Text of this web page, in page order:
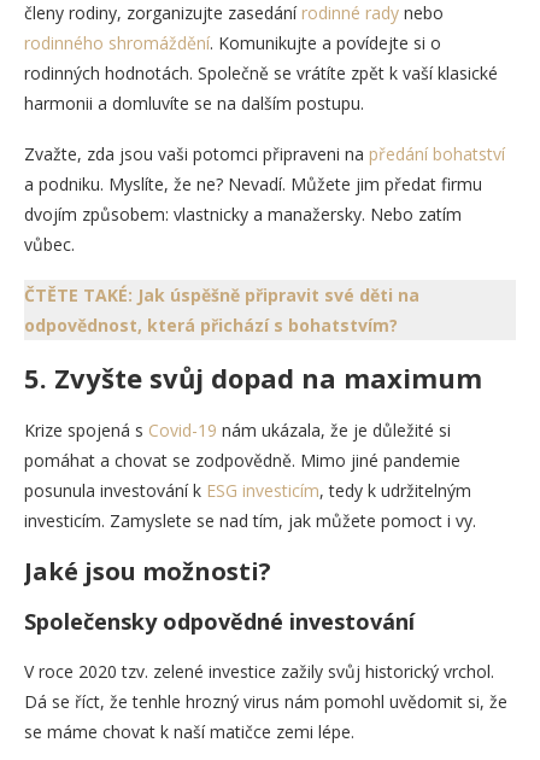
členy rodiny, zorganizujte zasedání rodinné rady nebo
rodinného shromáždění. Komunikujte a povídejte si o
rodinných hodnotách. Společně se vrátíte zpět k vaší klasické
harmonii a domluvíte se na dalším postupu.
Zvažte, zda jsou vaši potomci připraveni na předání bohatství
a podniku. Myslíte, že ne? Nevadí. Můžete jim předat firmu
dvojím způsobem: vlastnicky a manažersky. Nebo zatím
vůbec.
ČTĚTE TAKÉ: Jak úspěšně připravit své děti na
odpovědnost, která přichází s bohatstvím?
5. Zvyšte svůj dopad na maximum
Krize spojená s Covid-19 nám ukázala, že je důležité si
pomáhat a chovat se zodpovědně. Mimo jiné pandemie
posunula investování k ESG investicím, tedy k udržitelným
investicím. Zamyslete se nad tím, jak můžete pomoct i vy.
Jaké jsou možnosti?
Společensky odpovědné investování
V roce 2020 tzv. zelené investice zažily svůj historický vrchol.
Dá se říct, že tenhle hrozný virus nám pomohl uvědomit si, že
se máme chovat k naší matičce zemi lépe.